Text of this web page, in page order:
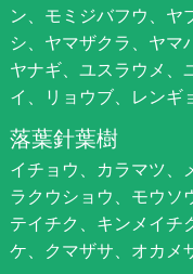
ン、モミジバフウ、ヤ
シ、ヤマザクラ、ヤマ
ヤナギ、ユスラウメ、
イ、リョウブ、レンギ
落葉針葉樹
イチョウ、カラマツ、
ラクウショウ、モウソ
テイチク、キンメイチ
ケ、クマザサ、オカメ